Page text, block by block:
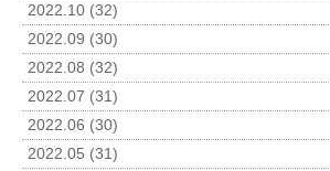
2022.10 (32)
2022.09 (30)
2022.08 (32)
2022.07 (31)
2022.06 (30)
2022.05 (31)